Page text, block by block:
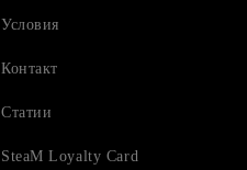
Условия
Контакт
Статии
SteaM Loyalty Card